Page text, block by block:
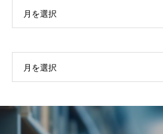
月を選択
月を選択